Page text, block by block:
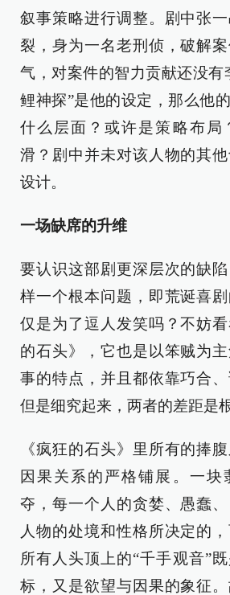
叙事策略进行调整。剧中张
裂，身为一名老刑侦，破解
气，对案件的智力贡献还没有
鲤神探”是他的设定，那么他
什么层面？或许是策略布局
滑？剧中并未对该人物的其
设计。
一场缺席的升维
要认识这部剧更深层次的缺
样一个根本问题，即荒诞喜
仅是为了逗人发笑吗？不妨
的石头》，它也是以笨贼为
事的特点，并且都依靠巧合、
但是细究起来，两者的差距是
《疯狂的石头》里所有的捧
因果关系的严格铺展。一块
夺，每一个人的贪婪、愚蠢
人物的处境和性格所决定的
所有人头顶上的“千手观音”
标，又是欲望与因果的象征